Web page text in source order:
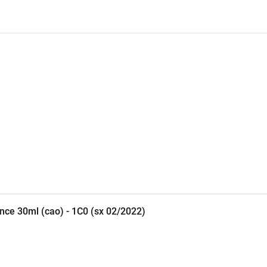
30ml (cao) - 1C0 (sx 02/2022)